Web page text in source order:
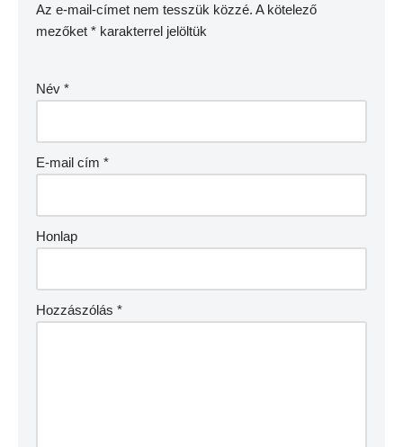
Az e-mail-címet nem tesszük közzé. A kötelező
mezőket * karakterrel jelöltük
Név *
E-mail cím *
Honlap
Hozzászólás *